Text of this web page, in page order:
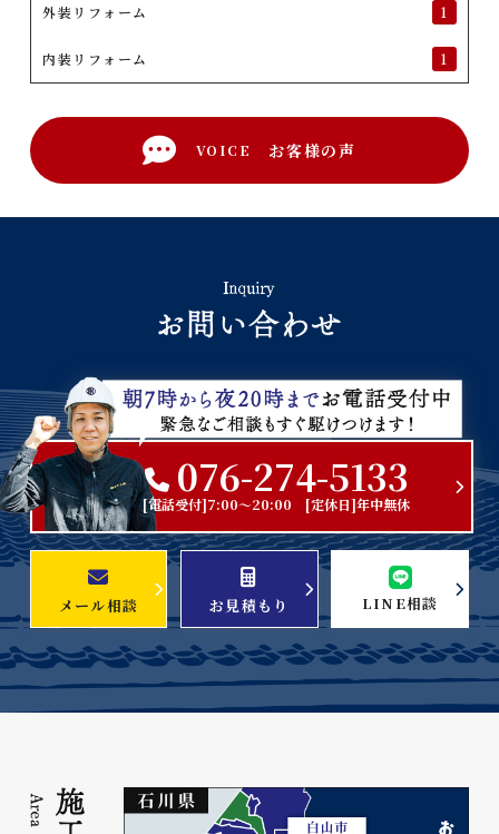
外装リフォーム 1
内装リフォーム 1
VOICE お客様の声
076-274-5133
[電話受付]7:00～20:00 [定休日]年中無休
メール相談 お見積もり LINE相談